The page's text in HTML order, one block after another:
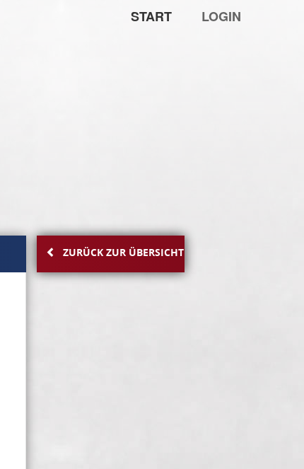
START LOGIN
ZURÜCK ZUR ÜBERSICHT